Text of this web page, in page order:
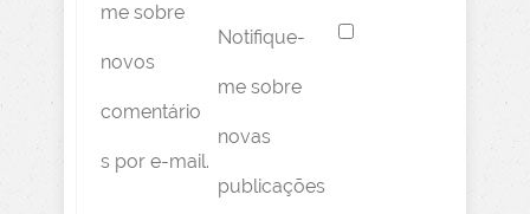
me sobre
novos
comentário
s por e-mail.
Notifique-
me sobre
novas
publicações